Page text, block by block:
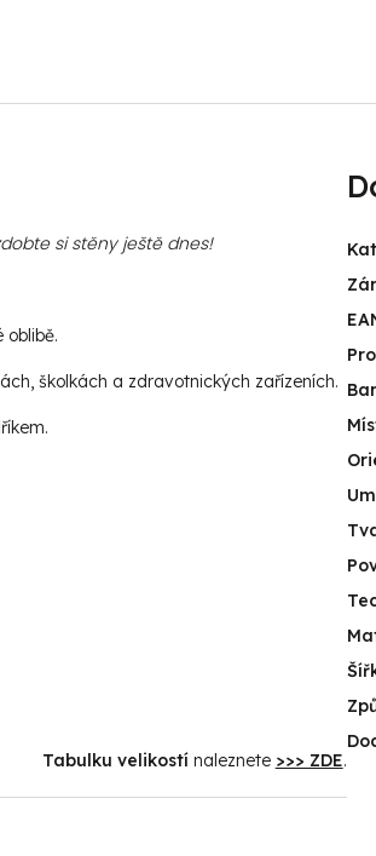
si stěny ještě dnes!
školkách a zdravotnických zařízeních.
Tabulku velikostínaleznete >>> ZDE.